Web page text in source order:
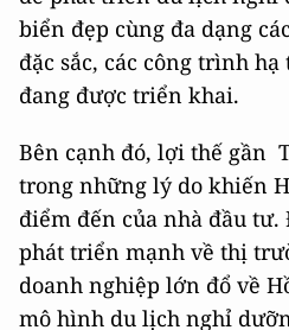
biển đẹp cùng đa dạng
đặc sắc, các công trình
đang được triển khai.
Bên cạnh đó, lợi thế gần
trong những lý do khiến
điểm đến của nhà đầu
phát triển mạnh về thị
doanh nghiệp lớn đổ về
mô hình du lịch nghỉ